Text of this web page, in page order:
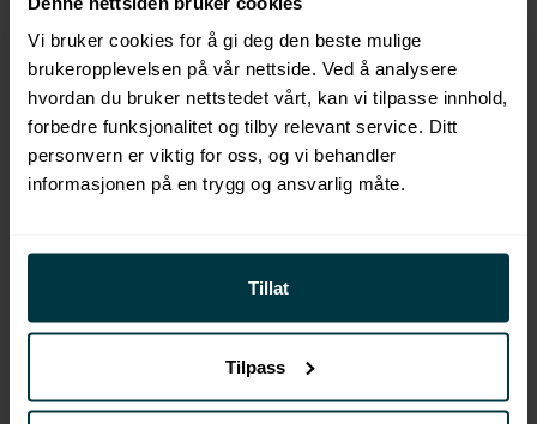
Vi bruker cookies for å gi deg den beste mulige
brukeropplevelsen på vår nettside. Ved å analysere
hvordan du bruker nettstedet vårt, kan vi tilpasse innhold,
forbedre funksjonalitet og tilby relevant service. Ditt
personvern er viktig for oss, og vi behandler
informasjonen på en trygg og ansvarlig måte.
Tillat
Tilpass